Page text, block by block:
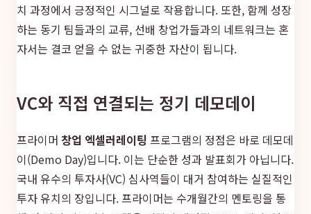
치 과정에서 긍정적인 시그널로 작용합니다. 또한, 함께 성장
하는 동기 팀들과의 교류, 선배 창업가들과의 네트워크는 혼
자서는 결코 얻을 수 없는 귀중한 자산이 됩니다.
VC와 직접 연결되는 정기 데모데이
프라이머 창업 엑셀러레이팅 프로그램의 정점은 바로 데모데
이(Demo Day)입니다. 이는 단순한 성과 발표회가 아닙니다.
국내 유수의 투자사(VC) 심사역들이 대거 참여하는 실질적인
투자 유치의 장입니다. 프라이머는 수개월간의 멘토링을 통